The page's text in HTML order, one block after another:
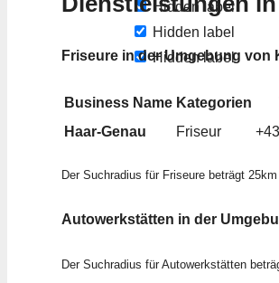
Hidden label
Hidden label
Hidden label
Friseure in der Umgebung von
Business Name Kategorien
Haar-Genau
Friseur
Der Suchradius für Friseure beträgt 25km
Autowerkstätten in der
Der Suchradius für Autowerkstätten